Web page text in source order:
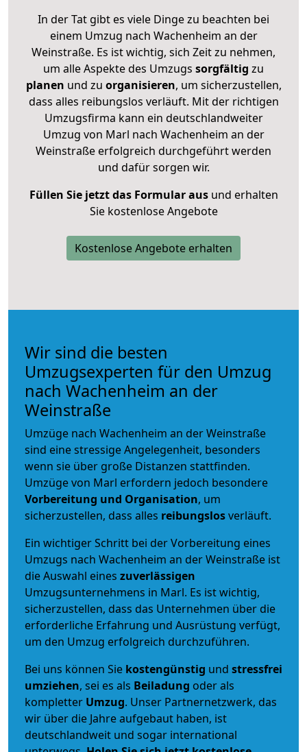
In der Tat gibt es viele Dinge zu beachten bei
einem Umzug nach Wachenheim an der
Weinstraße. Es ist wichtig, sich Zeit zu nehmen,
um alle Aspekte des Umzugs sorgfältig zu
planen und zu organisieren, um sicherzustellen,
dass alles reibungslos verläuft. Mit der richtigen
Umzugsfirma kann ein deutschlandweiter
Umzug von Marl nach Wachenheim an der
Weinstraße erfolgreich durchgeführt werden
und dafür sorgen wir.
Füllen Sie jetzt das Formular ausund erhalten
Sie kostenlose Angebote
Kostenlose Angebote erhalten
Wir sind die besten
Umzugsexperten für den Umzug
nach Wachenheim an der
Weinstraße
Umzüge nach Wachenheim an der Weinstraße
sind eine stressige Angelegenheit, besonders
wenn sie über große Distanzen stattfinden.
Umzüge von Marl erfordern jedoch besondere
Vorbereitung und Organisation, um
sicherzustellen, dass alles reibungslosverläuft.
Ein wichtiger Schritt bei der Vorbereitung eines
Umzugs nach Wachenheim an der Weinstraße ist
die Auswahl eines zuverlässigen
Umzugsunternehmens in Marl. Es ist wichtig,
sicherzustellen, dass das Unternehmen über die
erforderliche Erfahrung und Ausrüstung verfügt,
um den Umzug erfolgreich durchzuführen.
Bei uns können Sie kostengünstig und stressfrei
umziehen, sei es als Beiladung oder als
kompletter Umzug. Unser Partnernetzwerk, das
wir über die Jahre aufgebaut haben, ist
deutschlandweit und sogar international